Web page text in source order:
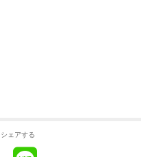
ェアする